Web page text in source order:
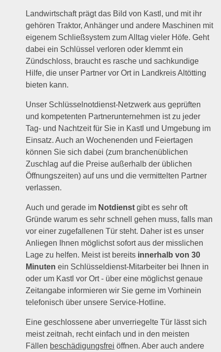
Landwirtschaft prägt das Bild von Kastl, und mit ihr
gehören Traktor, Anhänger und andere Maschinen mit
eigenem Schließsystem zum Alltag vieler Höfe. Geht
dabei ein Schlüssel verloren oder klemmt ein
Zündschloss, braucht es rasche und sachkundige
Hilfe, die unser Partner vor Ort in Landkreis Altötting
bieten kann.
Unser Schlüsselnotdienst-Netzwerk aus geprüften
und kompetenten Partnerunternehmen ist zu jeder
Tag- und Nachtzeit für Sie in Kastl und Umgebung im
Einsatz. Auch an Wochenenden und Feiertagen
können Sie sich dabei (zum branchenüblichen
Zuschlag auf die Preise außerhalb der üblichen
Öffnungszeiten) auf uns und die vermittelten Partner
verlassen.
Auch und gerade im Notdienst gibt es sehr oft
Gründe warum es sehr schnell gehen muss, falls man
vor einer zugefallenen Tür steht. Daher ist es unser
Anliegen Ihnen möglichst sofort aus der misslichen
Lage zu helfen. Meist ist bereits innerhalb von 30
Minuten ein Schlüsseldienst-Mitarbeiter bei Ihnen in
oder um Kastl vor Ort - über eine möglichst genaue
Zeitangabe informieren wir Sie gerne im Vorhinein
telefonisch über unsere Service-Hotline.
Eine geschlossene aber unverriegelte Tür lässt sich
meist zeitnah, recht einfach und in den meisten
Fällen beschädigungsfrei öffnen. Aber auch andere